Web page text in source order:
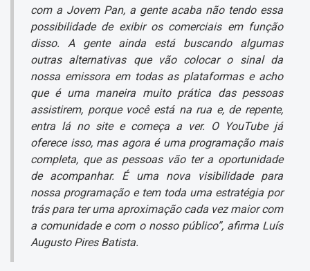
com a Jovem Pan, a gente acaba não tendo essa
possibilidade de exibir os comerciais em função
disso. A gente ainda está buscando algumas
outras alternativas que vão colocar o sinal da
nossa emissora em todas as plataformas e acho
que é uma maneira muito prática das pessoas
assistirem, porque você está na rua e, de repente,
entra lá no site e começa a ver. O YouTube já
oferece isso, mas agora é uma programação mais
completa, que as pessoas vão ter a oportunidade
de acompanhar. É uma nova visibilidade para
nossa programação e tem toda uma estratégia por
trás para ter uma aproximação cada vez maior com
a comunidade e com o nosso público”, afirma Luís
Augusto Pires Batista.